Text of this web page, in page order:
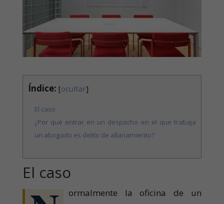
Índice: [ocultar]
El caso
¿Por qué entrar en un despacho en el que trabaja
un abogado es delito de allanamiento?
El caso
ormalmente la oficina de un